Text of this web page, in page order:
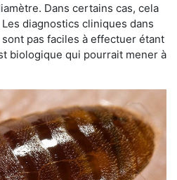
Dans certains cas, cela
diagnostics cliniques dans
pas faciles à effectuer étant
biologique qui pourrait mener à